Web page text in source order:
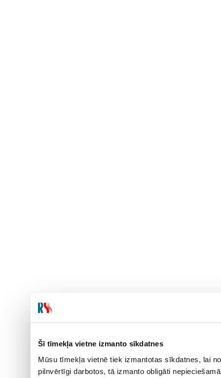
Šī tīmekļa vietne izmanto sīkdatnes
Mūsu tīmekļa vietnē tiek izmantotas sīkdatnes, lai
pilnvērtīgi darbotos, tā izmanto obligāti